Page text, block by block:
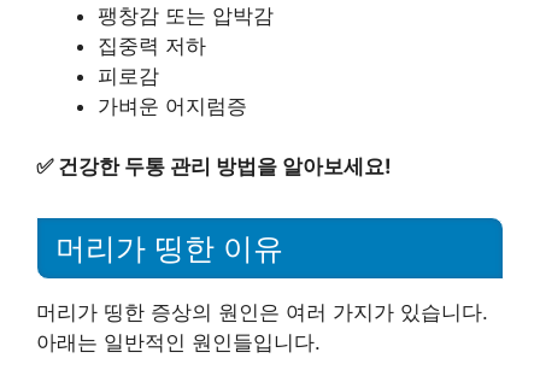
팽창감 또는 압박감
집중력 저하
피로감
가벼운 어지럼증
✅ 건강한 두통 관리 방법을 알아보세요!
머리가 띵한 이유
머리가 띵한 증상의 원인은 여러 가지가 있습니다.
아래는 일반적인 원인들입니다.